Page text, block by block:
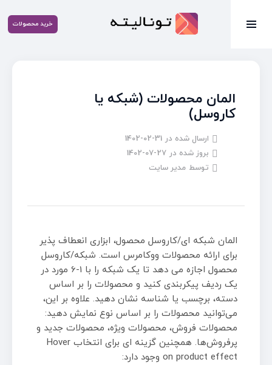
خرید محصولات
المان محصولات (شبکه یا
کاروسل)
ارسال شده در 1402-02-31
بروز شده در 1402-07-27
توسط مدیر سایت
المان شبکه ای/کاروسل محصول، ابزاری انعطاف پذیر
برای ارائه محصولات ووکامرس است. شبکه/کاروسل
محصول اجازه می دهد تا یک شبکه را با 1-6 مورد در
یک ردیف پیکربندی کنید و محصولات را بر اساس
دسته، برچسب یا شناسه نشان دهید. علاوه بر این،
می‌توانید محصولات را بر اساس نوع نمایش دهید:
محصولات فروش، محصولات ویژه، محصولات جدید و
پرفروش‌ها. همچنین گزینه ای برای انتخاب Hover
on product effect وجود دارد: